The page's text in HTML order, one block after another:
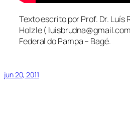
Texto escrito por Prof. Dr. Luís
Holzle (
Federal do Pampa – Bagé.
jun 20, 2011